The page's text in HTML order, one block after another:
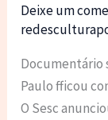
Deixe um
Documentário
Paulo fficou
O Sesc